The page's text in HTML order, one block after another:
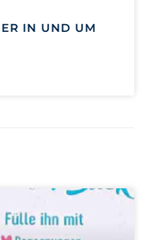
IN UND UM